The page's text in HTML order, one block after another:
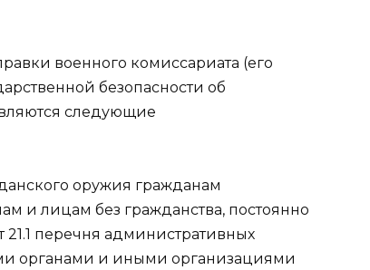
военного комиссариата (его
безопасности об
следующие
оружия гражданам
и лицам без гражданства, постоянно
перечня административных
органами и иными организациями